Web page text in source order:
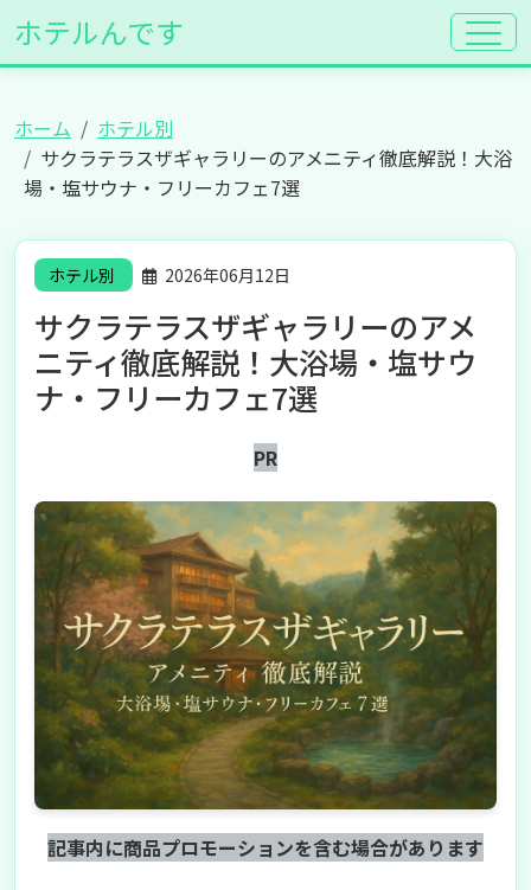
ホテルんです
ホーム
ホテル別
サクラテラスザギャラリーのアメニティ徹底解説！大浴
場・塩サウナ・フリーカフェ7選
ホテル別 2026年06月12日
サクラテラスザギャラリーのアメ
ニティ徹底解説！大浴場・塩サウ
ナ・フリーカフェ7選
PR
記事内に商品プロモーションを含む場合があります